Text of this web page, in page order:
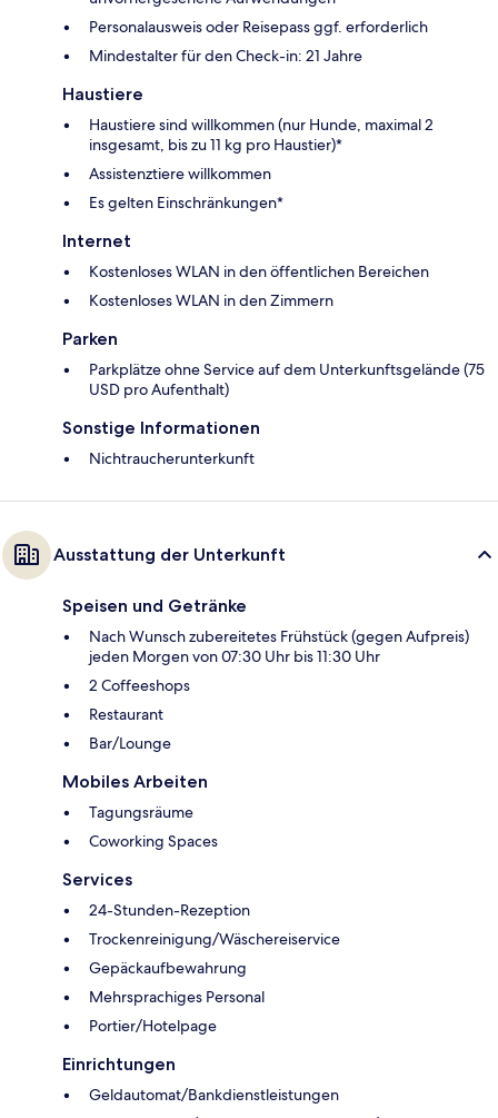
Personalausweis oder Reisepass ggf. erforderlich
Mindestalter für den Check-in: 21 Jahre
Haustiere
Haustiere sind willkommen (nur Hunde, maximal 2
insgesamt, bis zu 11 kg pro Haustier)*
Assistenztiere willkommen
Es gelten Einschränkungen*
Internet
Kostenloses WLAN in den öffentlichen Bereichen
Kostenloses WLAN in den Zimmern
Parken
Parkplätze ohne Service auf dem Unterkunftsgelände (75
USD pro Aufenthalt)
Sonstige Informationen
Nichtraucherunterkunft
Ausstattung der Unterkunft
Speisen und Getränke
Nach Wunsch zubereitetes Frühstück (gegen Aufpreis)
jeden Morgen von 07:30 Uhr bis 11:30 Uhr
2 Coffeeshops
Restaurant
Bar/Lounge
Mobiles Arbeiten
Tagungsräume
Coworking Spaces
Services
24-Stunden-Rezeption
Trockenreinigung/Wäschereiservice
Gepäckaufbewahrung
Mehrsprachiges Personal
Portier/Hotelpage
Einrichtungen
Geldautomat/Bankdienstleistungen